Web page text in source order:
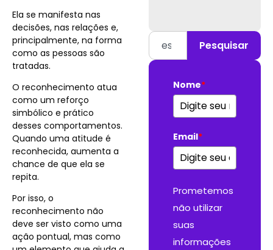
Ela se manifesta nas
decisões, nas relações e,
principalmente, na forma
como as pessoas são
tratadas.
O reconhecimento atua
como um reforço
simbólico e prático
desses comportamentos.
Quando uma atitude é
reconhecida, aumenta a
chance de que ela se
repita.
Por isso, o
reconhecimento não
deve ser visto como uma
ação pontual, mas como
Pesquisar
Nome*
Email*
Prometemos
não utilizar
suas
informações